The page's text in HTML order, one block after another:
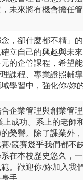
未來將有機會擔任管
，卻什麼都不精」
立自己的興趣與未
的企管課程，希望
課程、專業證照輔
學習中，強化你/妳
企業管理與創業管
成功。系上的老師
榮譽。除了課業外
/競賽幾乎我們都不
在本校歷史悠久，
。歡迎你/妳加入我